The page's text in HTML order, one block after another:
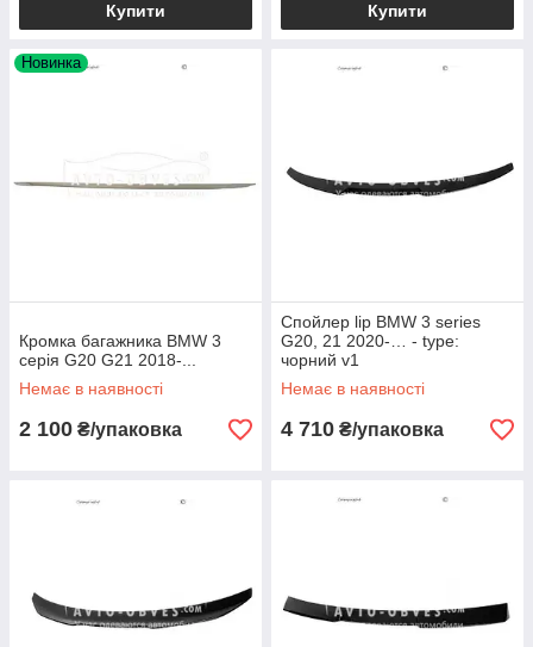
Купити Купити
Новинка
Кромка багажника BMW 3
серія G20 G21 2018-...
Немає в наявності
2 100 ₴/упаковка
Спойлер lip BMW 3 series
G20, 21 2020-… - type:
чорний v1
Немає в наявності
4 710 ₴/упаковка